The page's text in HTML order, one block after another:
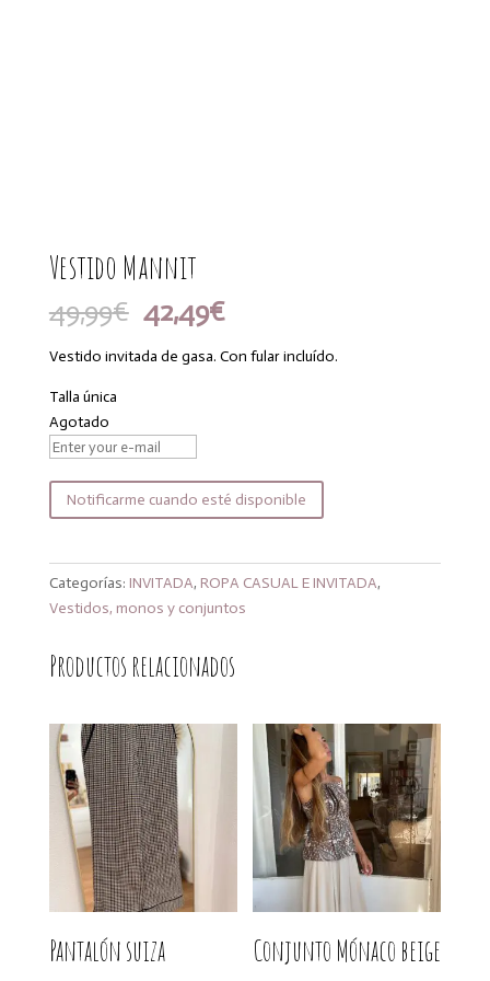
Vestido Mannit
49,99€ El
precio
original
42,49€El
actual
Vestido invitada de gasa. Con fular incluído.
Talla única
Agotado
Notificarme cuando esté disponible
Categorías: INVITADA, ROPA CASUAL E INVITADA,
Vestidos, monos y conjuntos
Productos relacionados
Pantalón suiza Conjunto Mónaco beige